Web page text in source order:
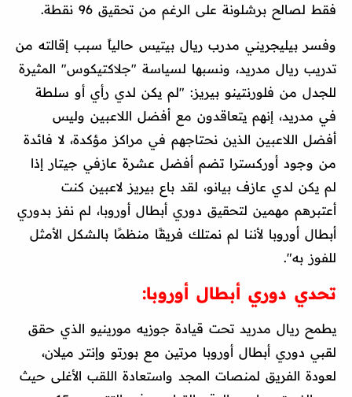
فقط لصالح برشلونة على الرغم من تحقيق 96 نقطة.
وفسر بيليجريني مدرب ريال بيتيس حالياً سبب إقالته من
تدريب ريال مدريد، ونسبها لسياسة "جلاكتيكوس" المثيرة
للجدل من فلورنتينو بيريز: "لم يكن لدي رأي أو سلطة
في مدريد، إنهم يتعاقدون مع أفضل اللاعبين وليس
أفضل اللاعبين الذين نحتاجهم في مراكز مؤكدة، لا فائدة
من وجود أوركسترا تضم أفضل عشرة عازفي جيتار إذا
لم يكن لدي عازف بيانو، لقد باع بيريز لاعبين كنت
أعتبرهم مهمين لتحقيق دوري أبطال أوروبا، لم نفز بدوري
أبطال أوروبا لأننا لم نمتلك فريقًا منظمًا بالشكل الأمثل
للفوز به".
تحدي دوري أبطال أوروبا:
يطمح ريال مدريد تحت قيادة جوزيه مورينيو الذي حقق
لقبي دوري أبطال أوروبا مرتين مع بورتو وإنتر ميلان،
لعودة الفريق لمنصات المجد واستعادة اللقب الأغلى حيث